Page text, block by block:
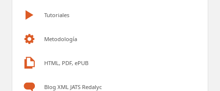
Tutoriales
Metodología
HTML, PDF, ePUB
Blog XML JATS Redalyc